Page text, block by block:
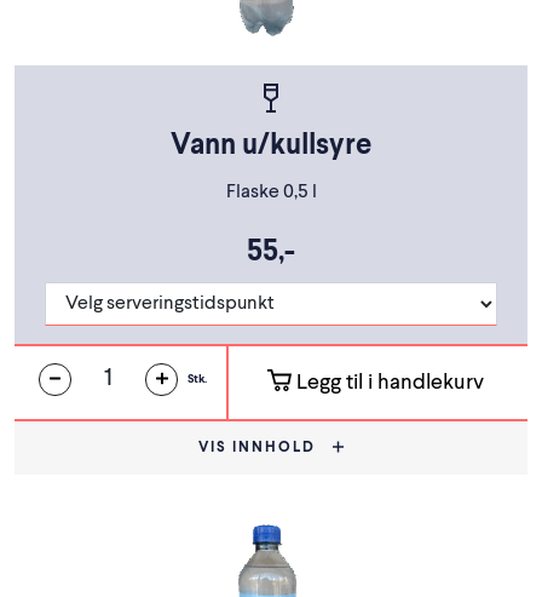
Vann u/kullsyre
Flaske 0,5 l
55,-
Stk. Legg til i handlekurv
VIS INNHOLD